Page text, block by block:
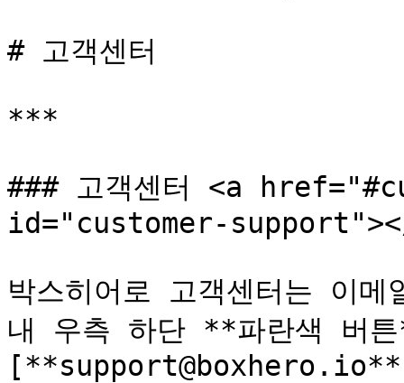
# 고객센터
***
### 고객센터 <a
id="customer-
박스히어로 고객센터는 이
내 우측 하단 **파란색 버